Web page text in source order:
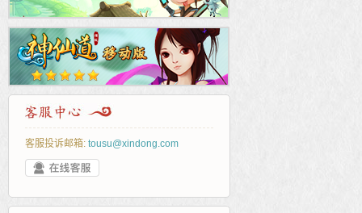
客服投诉邮箱: tousu@xindong.com